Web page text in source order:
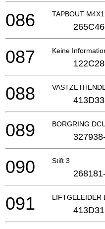
TAPBOUT
086
Keine
087
088
BORGRING
089
Stift 3
090
LIFTGELEIDER
091